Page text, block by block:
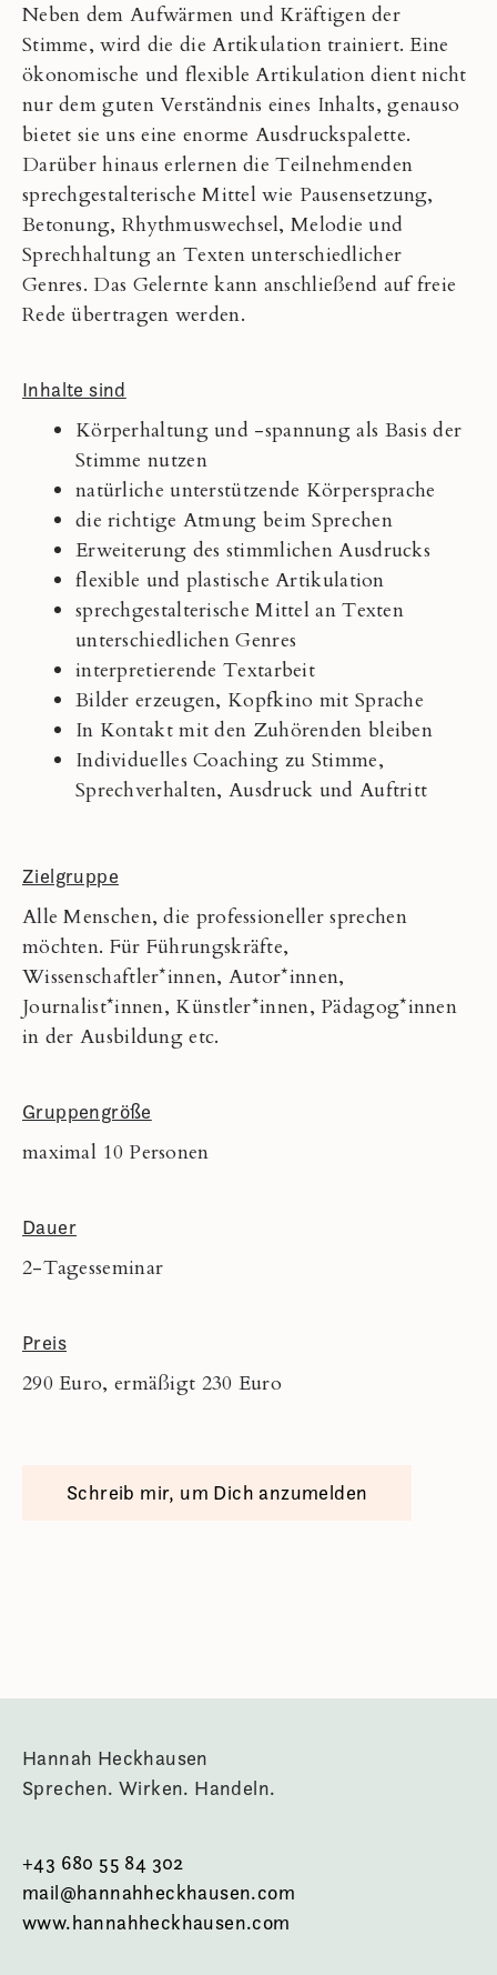
Neben dem Aufwärmen und Kräftigen der
Stimme, wird die die Artikulation trainiert. Eine
ökonomische und flexible Artikulation dient nicht
nur dem guten Verständnis eines Inhalts, genauso
bietet sie uns eine enorme Ausdruckspalette.
Darüber hinaus erlernen die Teilnehmenden
sprechgestalterische Mittel wie Pausensetzung,
Betonung, Rhythmuswechsel, Melodie und
Sprechhaltung an Texten unterschiedlicher
Genres. Das Gelernte kann anschließend auf freie
Rede übertragen werden.
Inhalte sind
Körperhaltung und -spannung als Basis der
Stimme nutzen
natürliche unterstützende Körpersprache
die richtige Atmung beim Sprechen
Erweiterung des stimmlichen Ausdrucks
flexible und plastische Artikulation
sprechgestalterische Mittel an Texten
unterschiedlichen Genres
interpretierende Textarbeit
Bilder erzeugen, Kopfkino mit Sprache
In Kontakt mit den Zuhörenden bleiben
Individuelles Coaching zu Stimme,
Sprechverhalten, Ausdruck und Auftritt
Zielgruppe
Alle Menschen, die professioneller sprechen
möchten. Für Führungskräfte,
Wissenschaftler*innen, Autor*innen,
Journalist*innen, Künstler*innen, Pädagog*innen
in der Ausbildung etc.
Gruppengröße
maximal 10 Personen
Dauer
2-Tagesseminar
Preis
290 Euro, ermäßigt 230 Euro
Schreib mir, um Dich anzumelden
Hannah Heckhausen
Sprechen. Wirken. Handeln.
+43 680 55 84 302
mail@hannahheckhausen.com
www.hannahheckhausen.com